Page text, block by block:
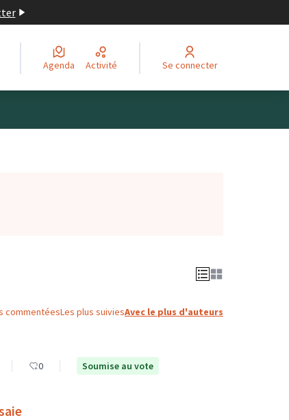
Agenda Activité Se connecter
commentéesLes plus suiviesAvec le plus d'auteurs
0 Soumise au vote